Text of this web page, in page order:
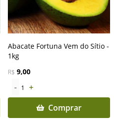
Abacate Fortuna Vem do Sítio -
1kg
R$ 9,00
- 1
+
Comprar